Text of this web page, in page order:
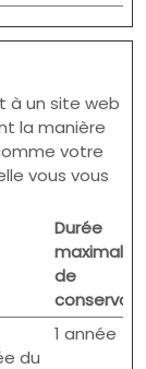
à un site web
la manière
votre
vous vous
Durée
maximale
de
du
1 année